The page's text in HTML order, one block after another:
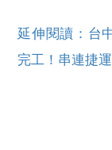
延伸閱讀：台
完工！串連捷